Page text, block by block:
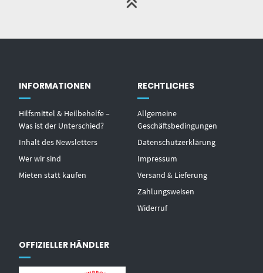
INFORMATIONEN
Hilfsmittel & Heilbehelfe –
Was ist der Unterschied?
Inhalt des Newsletters
Wer wir sind
Mieten statt kaufen
RECHTLICHES
Allgemeine
Geschäftsbedingungen
Datenschutzerklärung
Impressum
Versand & Lieferung
Zahlungsweisen
Widerruf
OFFIZIELLER HÄNDLER